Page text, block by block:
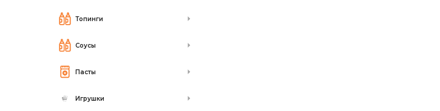
Топинги
Соусы
Пасты
Игрушки